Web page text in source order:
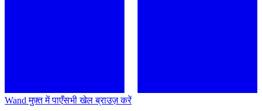
Wand मुफ़्त में पाएँसभी खेल ब्राउज़ करें